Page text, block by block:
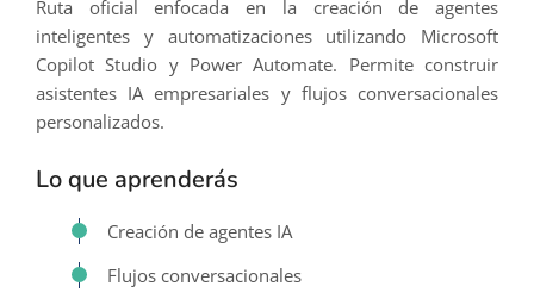
Ruta oficial enfocada en la creación de agentes
inteligentes y automatizaciones utilizando Microsoft
Copilot Studio y Power Automate. Permite construir
asistentes IA empresariales y flujos conversacionales
personalizados.
Lo que aprenderás
Creación de agentes IA
Flujos conversacionales